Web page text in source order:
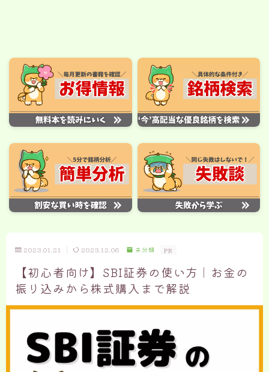
2023.01.21 2023.12.06 未分類 PR
【初心者向け】SBI証券の使い方｜お金の
振り込みから株式購入まで解説